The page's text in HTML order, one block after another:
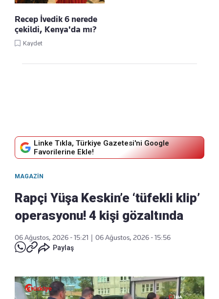
Recep İvedik 6 nerede
çekildi, Kenya'da mı?
Kaydet
Linke Tıkla, Türkiye Gazetesi'ni Google
Favorilerine Ekle!
MAGAZIN
Rapçi Yüşa Keskin’e ‘tüfekli klip’
operasyonu! 4 kişi gözaltında
06 Ağustos, 2026 - 15:21
06 Ağustos, 2026 - 15:56
Paylaş